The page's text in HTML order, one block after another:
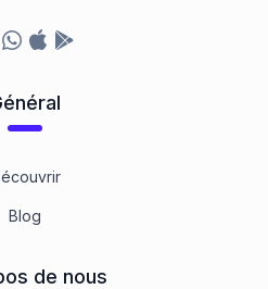
Whatsapp
Appstore
Google Play Store
Blog
de nous